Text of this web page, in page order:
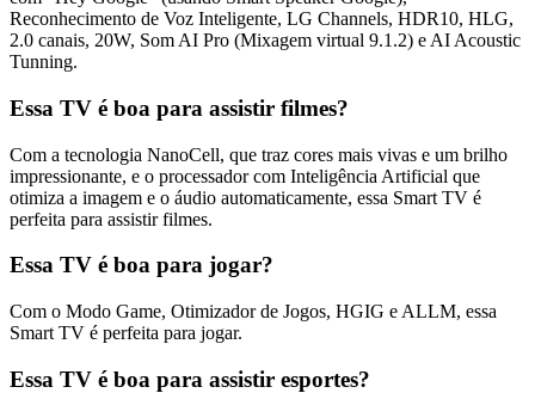
Reconhecimento de Voz Inteligente, LG Channels, HDR10, HLG,
2.0 canais, 20W, Som AI Pro (Mixagem virtual 9.1.2) e AI Acoustic
Tunning.
Essa TV é boa para assistir filmes?
Com a tecnologia NanoCell, que traz cores mais vivas e um brilho
impressionante, e o processador com Inteligência Artificial que
otimiza a imagem e o áudio automaticamente, essa Smart TV é
perfeita para assistir filmes.
Essa TV é boa para jogar?
Com o Modo Game, Otimizador de Jogos, HGIG e ALLM, essa
Smart TV é perfeita para jogar.
Essa TV é boa para assistir esportes?